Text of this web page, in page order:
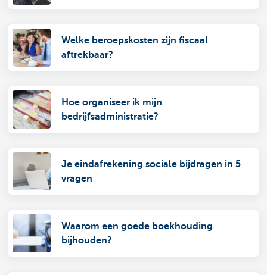
Welke beroepskosten zijn fiscaal
aftrekbaar?
Hoe organiseer ik mijn
bedrijfsadministratie?
Je eindafrekening sociale bijdragen in 5
vragen
Waarom een goede boekhouding
bijhouden?